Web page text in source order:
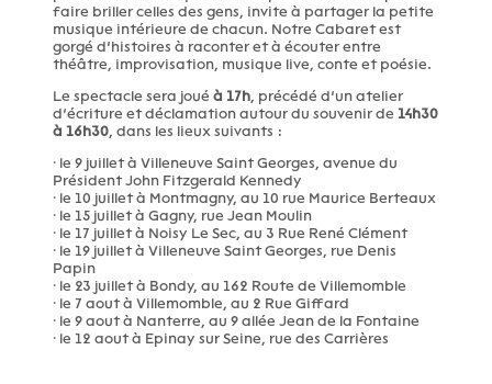
faire briller celles des gens, invite à partager la petite
musique intérieure de chacun. Notre Cabaret est
gorgé d’histoires à raconter et à écouter entre
théâtre, improvisation, musique live, conte et poésie.
Le spectacle sera jouéà 17h, précédé d’un atelier
d’écriture et déclamation autour du souvenir de 14h30
à 16h30, dans les lieux suivants :
⸱ le 9 juillet à Villeneuve Saint Georges, avenue du
Président John Fitzgerald Kennedy
⸱ le 10 juillet à Montmagny, au 10 rue Maurice Berteaux
⸱ le 15 juillet à Gagny, rue Jean Moulin
⸱ le 17 juillet à Noisy Le Sec, au 3 Rue René Clément
⸱ le 19 juillet à Villeneuve Saint Georges, rue Denis
Papin
⸱ le 23 juillet à Bondy, au 162 Route de Villemomble
⸱ le 7 aout à Villemomble, au 2 Rue Giffard
⸱ le 9 aout à Nanterre, au 9 allée Jean de la Fontaine
⸱ le 12 aout à Epinay sur Seine, rue des Carrières